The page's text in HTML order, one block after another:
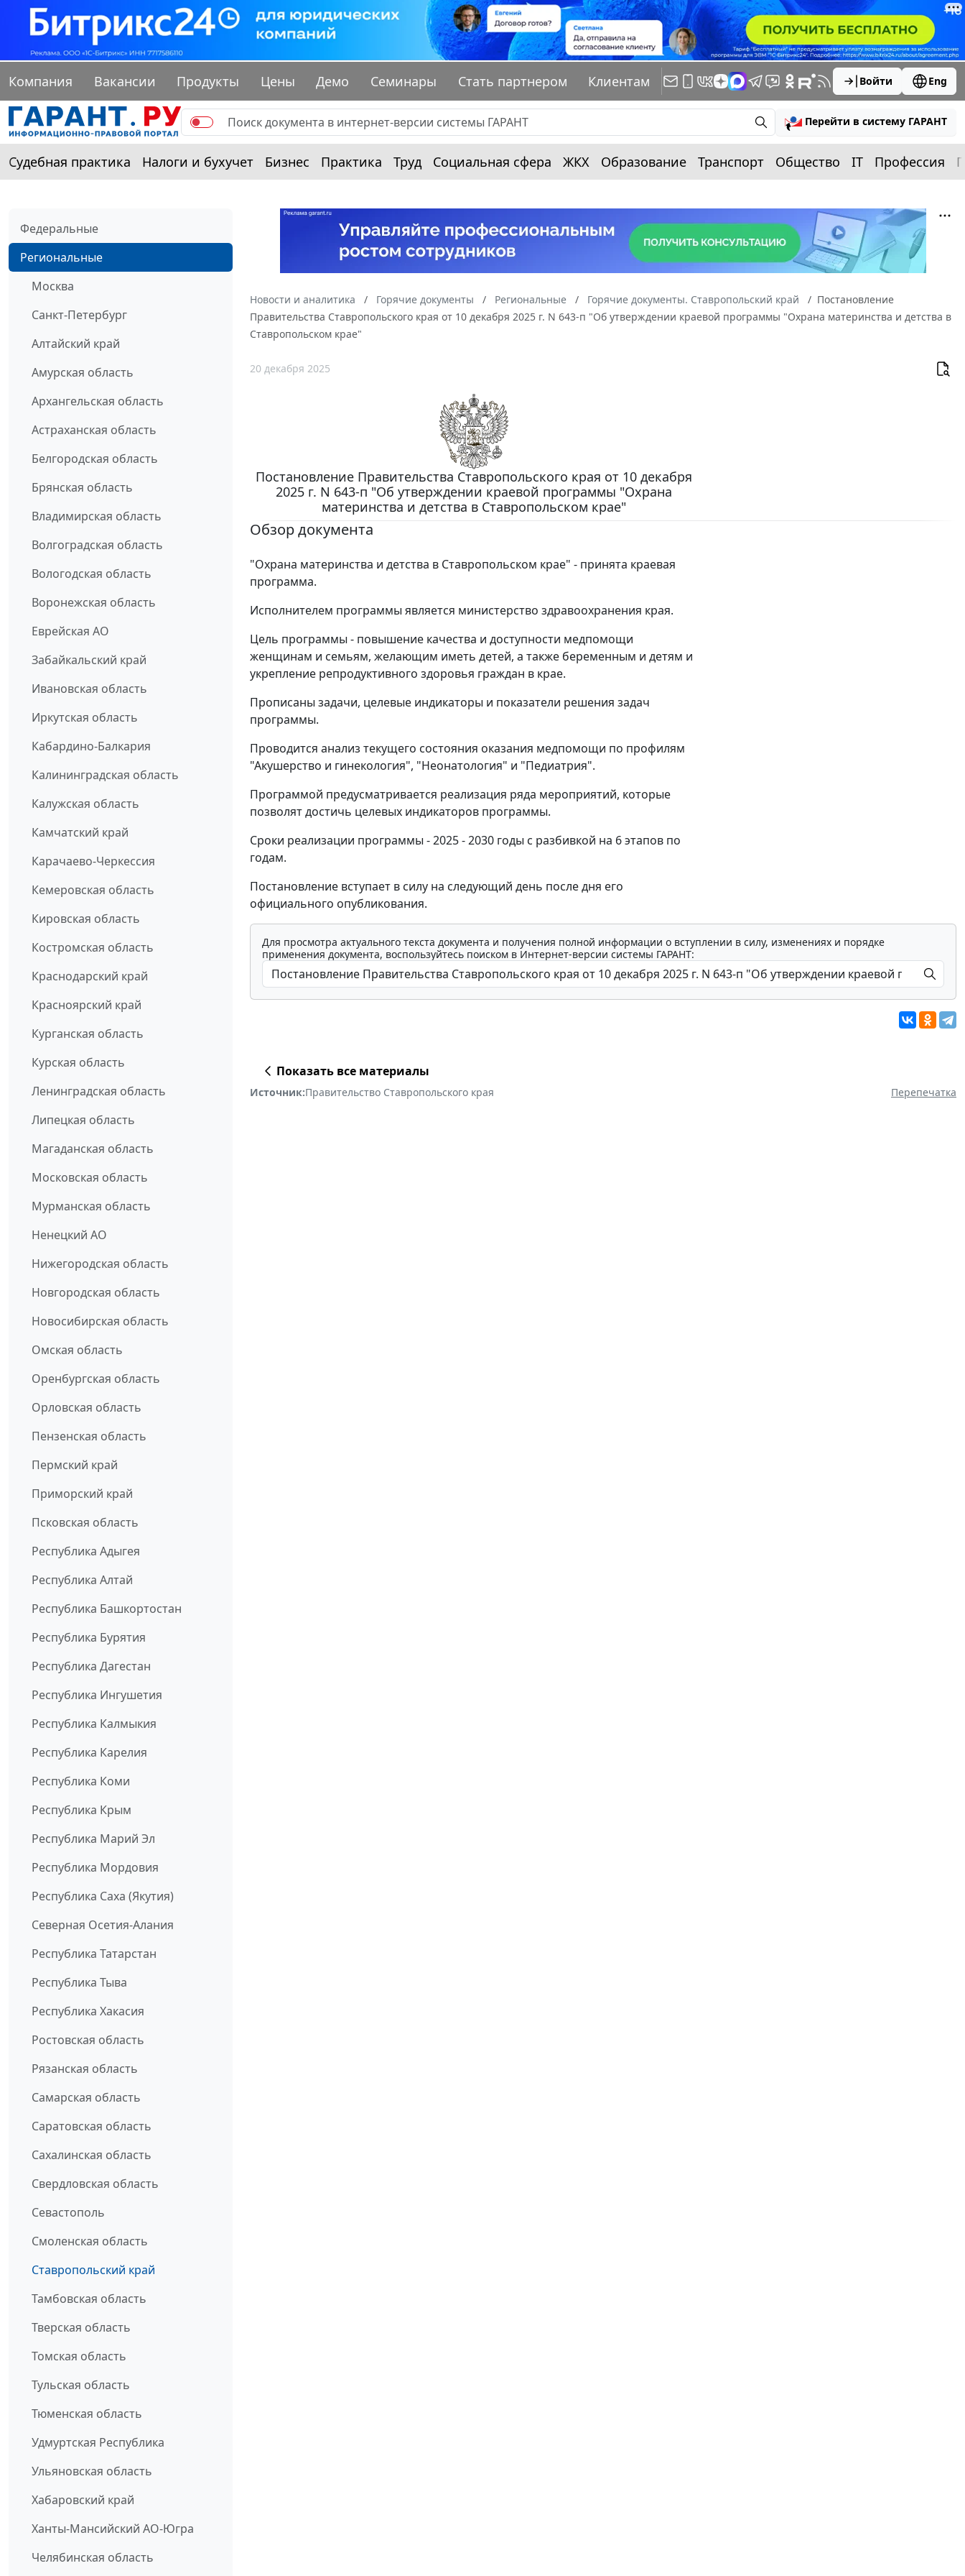
Компания Вакансии Продукты Цены Демо Семинары Стать партнером Клиентам Войти Eng
Перейти в систему ГАРАНТ
Судебная практика Налоги и бухучет Бизнес Практика Труд Социальная сфера ЖКХ Образование Транспорт Общество IT Профессия
Федеральные
Региональные
Москва
Санкт-Петербург
Алтайский край
Амурская область
Архангельская область
Астраханская область
Белгородская область
Брянская область
Владимирская область
Волгоградская область
Вологодская область
Воронежская область
Еврейская АО
Забайкальский край
Ивановская область
Иркутская область
Кабардино-Балкария
Калининградская область
Калужская область
Камчатский край
Карачаево-Черкессия
Кемеровская область
Кировская область
Костромская область
Краснодарский край
Красноярский край
Курганская область
Курская область
Ленинградская область
Липецкая область
Магаданская область
Московская область
Мурманская область
Ненецкий АО
Нижегородская область
Новгородская область
Новосибирская область
Омская область
Оренбургская область
Орловская область
Пензенская область
Пермский край
Приморский край
Псковская область
Республика Адыгея
Республика Алтай
Республика Башкортостан
Республика Бурятия
Республика Дагестан
Республика Ингушетия
Республика Калмыкия
Республика Карелия
Республика Коми
Республика Крым
Республика Марий Эл
Республика Мордовия
Республика Саха (Якутия)
Северная Осетия-Алания
Республика Татарстан
Республика Тыва
Республика Хакасия
Ростовская область
Рязанская область
Самарская область
Саратовская область
Сахалинская область
Свердловская область
Севастополь
Смоленская область
Ставропольский край
Тамбовская область
Тверская область
Томская область
Тульская область
Тюменская область
Удмуртская Республика
Ульяновская область
Хабаровский край
Ханты-Мансийский АО-Югра
Челябинская область
Новости и аналитика Горячие документы Региональные Горячие документы. Ставропольский край
Постановление
Правительства Ставропольского края от 10 декабря 2025 г. N 643-п "Об утверждении краевой программы "Охрана материнства и детства в
Ставропольском крае"
20 декабря 2025
Постановление Правительства Ставропольского края от 10 декабря
2025 г. N 643-п "Об утверждении краевой программы "Охрана
материнства и детства в Ставропольском крае"
Обзор документа
"Охрана материнства и детства в Ставропольском крае" - принята краевая
программа.
Исполнителем программы является министерство здравоохранения края.
Цель программы - повышение качества и доступности медпомощи
женщинам и семьям, желающим иметь детей, а также беременным и детям и
укрепление репродуктивного здоровья граждан в крае.
Прописаны задачи, целевые индикаторы и показатели решения задач
программы.
Проводится анализ текущего состояния оказания медпомощи по профилям
"Акушерство и гинекология", "Неонатология" и "Педиатрия".
Программой предусматривается реализация ряда мероприятий, которые
позволят достичь целевых индикаторов программы.
Сроки реализации программы - 2025 - 2030 годы с разбивкой на 6 этапов по
годам.
Постановление вступает в силу на следующий день после дня его
официального опубликования.
Для просмотра актуального текста документа и получения полной информации о вступлении в силу, изменениях и порядке
применения документа, воспользуйтесь поиском в Интернет-версии системы ГАРАНТ:
Показать все материалы
Источник:Правительство Ставропольского края Перепечатка